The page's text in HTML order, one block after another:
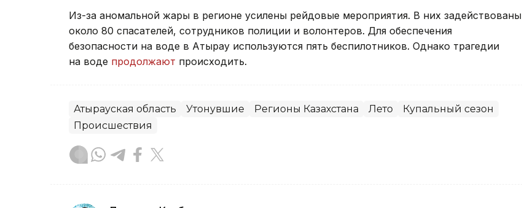
Из-за аномальной жары в регионе усилены рейдовые мероприятия. В них задействованы
около 80 спасателей, сотрудников полиции и волонтеров. Для обеспечения
безопасности на воде в Атырау используются пять беспилотников. Однако трагедии
на воде продолжают происходить.
Атырауская область Утонувшие Регионы Казахстана Лето
Купальный сезон
Происшествия